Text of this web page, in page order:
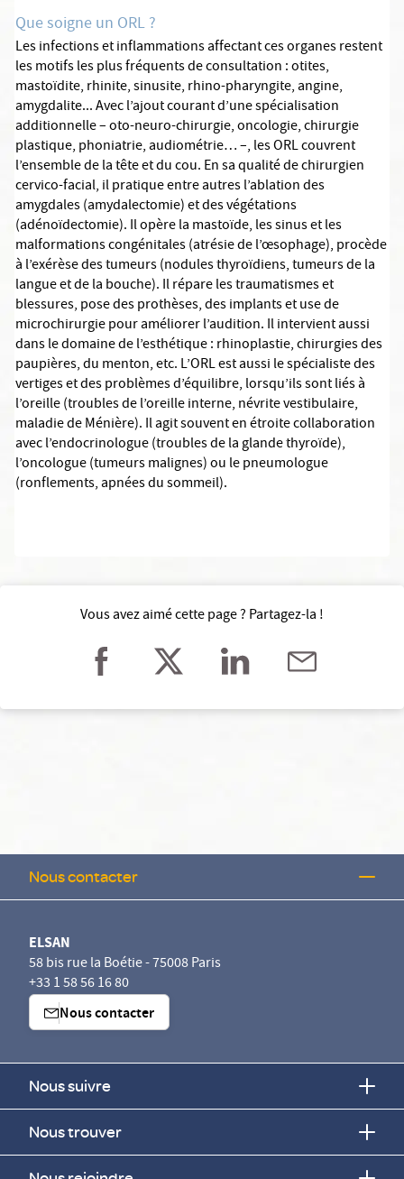
Que soigne un ORL ?
Les infections et inflammations affectant ces organes restent
les motifs les plus fréquents de consultation : otites,
mastoïdite, rhinite, sinusite, rhino-pharyngite, angine,
amygdalite... Avec l’ajout courant d’une spécialisation
additionnelle – oto-neuro-chirurgie, oncologie, chirurgie
plastique, phoniatrie, audiométrie… –, les ORL couvrent
l’ensemble de la tête et du cou. En sa qualité de chirurgien
cervico-facial, il pratique entre autres l’ablation des
amygdales (amydalectomie) et des végétations
(adénoïdectomie). Il opère la mastoïde, les sinus et les
malformations congénitales (atrésie de l’œsophage), procède
à l’exérèse des tumeurs (nodules thyroïdiens, tumeurs de la
langue et de la bouche). Il répare les traumatismes et
blessures, pose des prothèses, des implants et use de
microchirurgie pour améliorer l’audition. Il intervient aussi
dans le domaine de l’esthétique : rhinoplastie, chirurgies des
paupières, du menton, etc. L’ORL est aussi le spécialiste des
vertiges et des problèmes d’équilibre, lorsqu’ils sont liés à
l’oreille (troubles de l’oreille interne, névrite vestibulaire,
maladie de Ménière). Il agit souvent en étroite collaboration
avec l’endocrinologue (troubles de la glande thyroïde),
l’oncologue (tumeurs malignes) ou le pneumologue
(ronflements, apnées du sommeil).
Vous avez aimé cette page ? Partagez-la !
Nous contacter
ELSAN
58 bis rue la Boétie - 75008 Paris
+33 1 58 56 16 80
Nous contacter
Nous suivre
Nous trouver